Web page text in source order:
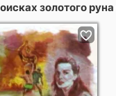
золотого руна